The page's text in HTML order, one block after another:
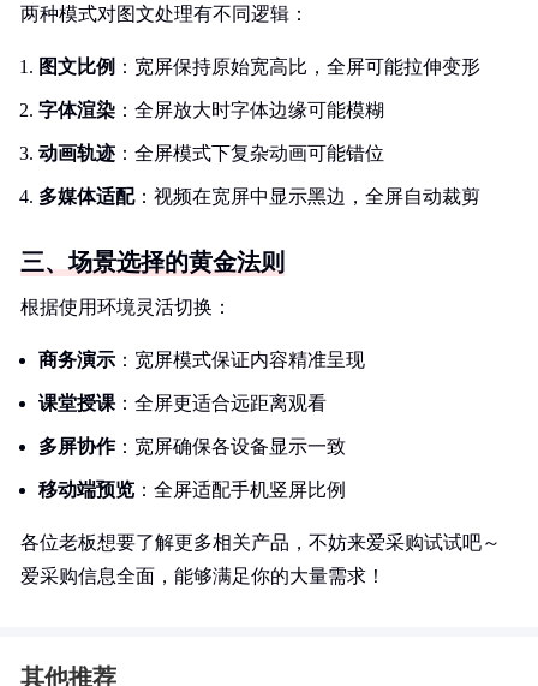
两种模式对图文处理有不同逻辑：
图文比例 ：宽屏保持原始宽高比，全屏可能拉伸变形
字体渲染 ：全屏放大时字体边缘可能模糊
动画轨迹 ：全屏模式下复杂动画可能错位
多媒体适配：视频在宽屏中显示黑边，全屏自动裁剪
三、场景选择的黄金法则
根据使用环境灵活切换：
商务演示 ：宽屏模式保证内容精准呈现
课堂授课 ：全屏更适合远距离观看
多屏协作：宽屏确保各设备显示一致
移动端预览 ：全屏适配手机竖屏比例
各位老板想要了解更多相关产品，不妨来爱采购试试吧～
爱采购信息全面，能够满足你的大量需求！
其他推荐